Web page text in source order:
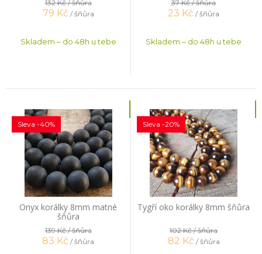
132 Kč/ šňůra
79 Kč / šňůra
Skladem – do 48h u tebe
37 Kč/ šňůra
23 Kč / šňůra
Skladem – do 48h u tebe
Onyx korálky 8mm matné
šňůra
Sleva -40%
139 Kč/ šňůra
83 Kč / šňůra
Tygří oko korálky 8mm šňůra
Sleva -20%
102 Kč/ šňůra
82 Kč / šňůra